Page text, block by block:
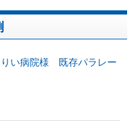
りい病院様 既存パラレー